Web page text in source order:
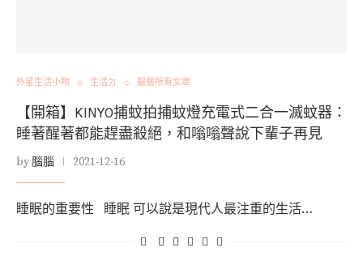
外星生活小物 生活ㄉ 腦腦所有文章
【開箱】KINYO捕蚊拍捕蚊燈充電式二合一滅蚊器：
睡著醒著都能趕盡殺絕，和嗡嗡聲說下輩子再見
by腦腦 2021-12-16
睡眠的重要性 睡眠 可以說是現代人最注重的生活…